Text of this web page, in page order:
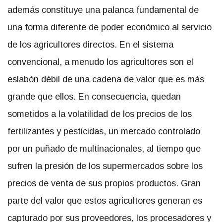
además constituye una palanca fundamental de
una forma diferente de poder económico al servicio
de los agricultores directos. En el sistema
convencional, a menudo los agricultores son el
eslabón débil de una cadena de valor que es más
grande que ellos. En consecuencia, quedan
sometidos a la volatilidad de los precios de los
fertilizantes y pesticidas, un mercado controlado
por un puñado de multinacionales, al tiempo que
sufren la presión de los supermercados sobre los
precios de venta de sus propios productos. Gran
parte del valor que estos agricultores generan es
capturado por sus proveedores, los procesadores y